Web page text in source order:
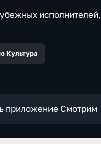
исполнителей,
Культура
приложение Смотрим